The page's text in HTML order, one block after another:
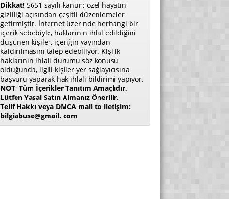
Dikkat! 5651 sayılı kanun; özel hayatın
gizliliği açısından çeşitli düzenlemeler
getirmiştir. İnternet üzerinde herhangi bir
içerik sebebiyle, haklarının ihlal edildiğini
düşünen kişiler, içeriğin yayından
kaldırılmasını talep edebiliyor. Kişilik
haklarının ihlali durumu söz konusu
olduğunda, ilgili kişiler yer sağlayıcısına
başvuru yaparak hak ihlali bildirimi yapıyor.
NOT: Tüm İçerikler Tanıtım Amaçlıdır,
Lütfen Yasal Satın Almanız Önerilir.
Telif Hakkı veya DMCA mail to iletişim:
bilgiabuse@gmail. com